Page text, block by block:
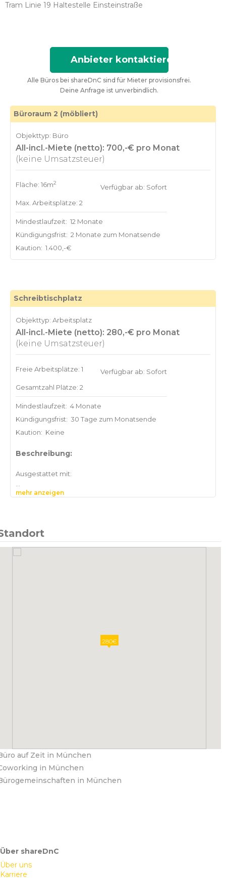
Tram Linie 19 Haltestelle Einsteinstraße
Anbieter kontaktieren
Alle Büros bei shareDnC sind für Mieter provisionsfrei.
Deine Anfrage ist unverbindlich.
Büroraum 2 (möbliert)
Objekttyp: Büro
All-incl.-Miete (netto): 700,-€ pro Monat
(keine Umsatzsteuer)
Fläche: 16m2
Max. Arbeitsplätze: 2
Verfügbar ab: Sofort
Mindestlaufzeit: 12 Monate
Kündigungsfrist: 2 Monate zum Monatsende
Kaution: 1.400,-€
Schreibtischplatz
Objekttyp: Arbeitsplatz
All-incl.-Miete (netto): 280,-€ pro Monat
(keine Umsatzsteuer)
Freie Arbeitsplätze: 1
Gesamtzahl Plätze: 2
Verfügbar ab: Sofort
Mindestlaufzeit: 4 Monate
Kündigungsfrist: 30 Tage zum Monatsende
Kaution: Keine
Beschreibung:
Ausgestattet mit:
- höhenverstellbaren Schreibtisch
mehr anzeigen
280€
auf Zeit in München
in München
in München
Über shareDnC
Über uns
Karriere